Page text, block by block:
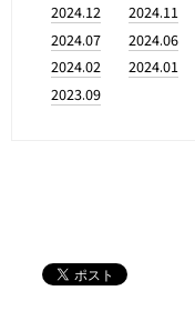
2024.12
2024.11
2024.07
2024.06
2024.02
2024.01
2023.09